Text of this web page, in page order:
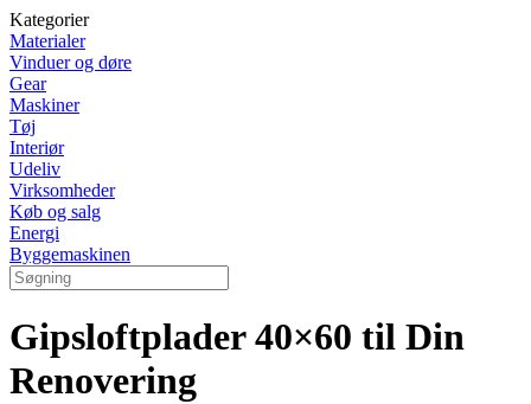
Kategorier
Materialer
Vinduer og døre
Gear
Maskiner
Tøj
Interiør
Udeliv
Virksomheder
Køb og salg
Energi
Byggemaskinen
Gipsloftplader 40×60 til Din
Renovering